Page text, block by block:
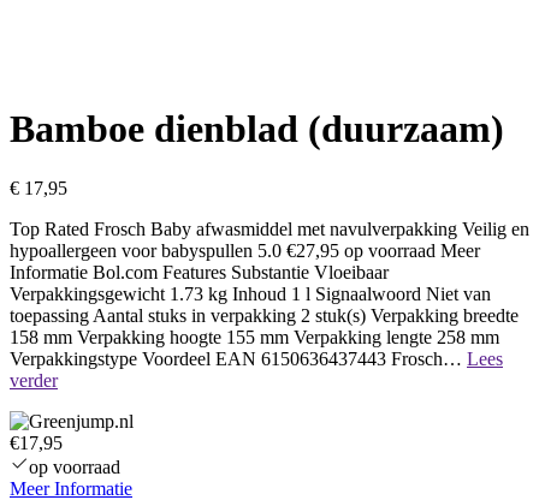
Bamboe dienblad (duurzaam)
€ 17,95
Top Rated Frosch Baby afwasmiddel met navulverpakking Veilig en
hypoallergeen voor babyspullen 5.0 €27,95 op voorraad Meer
Informatie Bol.com Features Substantie Vloeibaar
Verpakkingsgewicht 1.73 kg Inhoud 1 l Signaalwoord Niet van
toepassing Aantal stuks in verpakking 2 stuk(s) Verpakking breedte
158 mm Verpakking hoogte 155 mm Verpakking lengte 258 mm
Verpakkingstype Voordeel EAN 6150636437443 Frosch… Lees
verderNaamloos
€17,95
op voorraad
Meer Informatie